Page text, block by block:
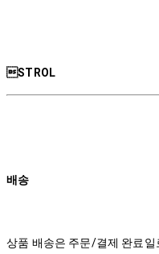
STROL
배송
상품 배송은 주문/결제 완료